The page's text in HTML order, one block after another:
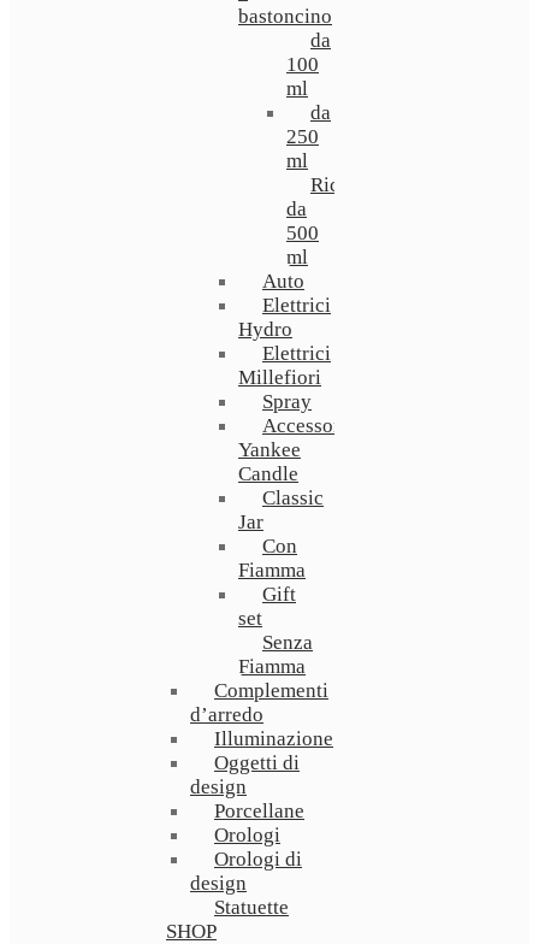
bastoncino
da
100
ml
da
250
ml
Ricarica
da
500
ml
Auto
Elettrici
Hydro
Elettrici
Millefiori
Spray
Accessori
Yankee
Candle
Classic
Jar
Con
Fiamma
Gift
set
Senza
Fiamma
Complementi
d’arredo
Illuminazione
Oggetti di
design
Porcellane
Orologi
Orologi di
design
Statuette
SHOP